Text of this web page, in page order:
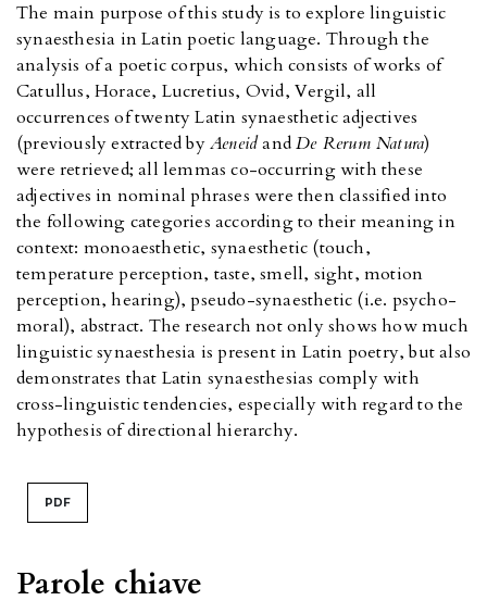
Parole chiave
The main purpose of this study is to explore linguistic
synaesthesia in Latin poetic language. Through the
analysis of a poetic corpus, which consists of works of
Catullus, Horace, Lucretius, Ovid, Vergil, all
occurrences of twenty Latin synaesthetic adjectives
(previously extracted byAeneidandDe Rerum Natura)
were retrieved; all lemmas co-occurring with these
adjectives in nominal phrases were then classified into
the following categories according to their meaning in
context: monoaesthetic, synaesthetic (touch,
temperature perception, taste, smell, sight, motion
perception, hearing), pseudo-synaesthetic (i.e. psycho-
moral), abstract. The research not only shows how much
linguistic synaesthesia is present in Latin poetry, but also
demonstrates that Latin synaesthesias comply with
cross-linguistic tendencies, especially with regard to the
hypothesis of directional hierarchy.
PDF